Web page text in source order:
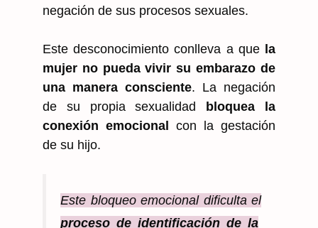
negación de sus procesos sexuales.
Este desconocimiento conlleva a quela
mujer no pueda vivir su embarazo de
una manera consciente. La negación
de su propia sexualidad
bloquea la
conexión emocional
con la gestación
de su hijo.
Este bloqueo emocional dificulta el
proceso de identificación de la